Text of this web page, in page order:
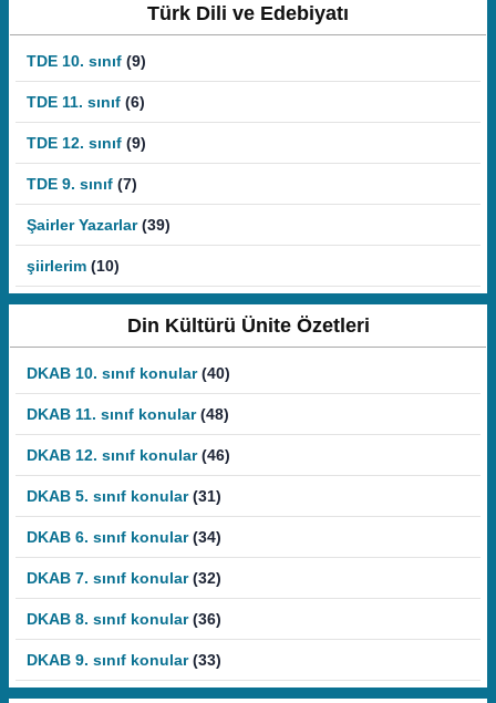
Türk Dili ve Edebiyatı
TDE 10. sınıf (9)
TDE 11. sınıf (6)
TDE 12. sınıf (9)
TDE 9. sınıf (7)
Şairler Yazarlar (39)
şiirlerim (10)
Din Kültürü Ünite Özetleri
DKAB 10. sınıf konular (40)
DKAB 11. sınıf konular (48)
DKAB 12. sınıf konular (46)
DKAB 5. sınıf konular (31)
DKAB 6. sınıf konular (34)
DKAB 7. sınıf konular (32)
DKAB 8. sınıf konular (36)
DKAB 9. sınıf konular (33)